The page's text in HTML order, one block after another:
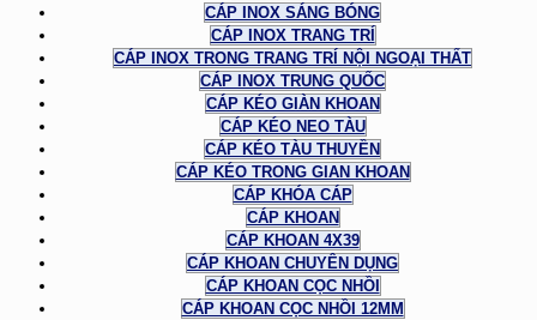
CÁP INOX SÁNG BÓNG
CÁP INOX TRANG TRÍ
CÁP INOX TRONG TRANG TRÍ NỘI NGOẠI THẤT
CÁP INOX TRUNG QUỐC
CÁP KÉO GIÀN KHOAN
CÁP KÉO NEO TÀU
CÁP KÉO TÀU THUYỀN
CÁP KÉO TRONG GIAN KHOAN
CÁP KHÓA CÁP
CÁP KHOAN
CÁP KHOAN 4X39
CÁP KHOAN CHUYÊN DỤNG
CÁP KHOAN CỌC NHỒI
CÁP KHOAN CỌC NHỒI 12MM